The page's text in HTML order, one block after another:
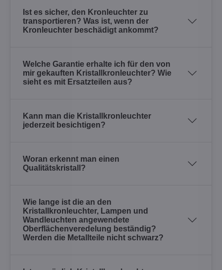
Ist es sicher, den Kronleuchter zu
transportieren? Was ist, wenn der
Kronleuchter beschädigt ankommt?
Welche Garantie erhalte ich für den von
mir gekauften Kristallkronleuchter? Wie
sieht es mit Ersatzteilen aus?
Kann man die Kristallkronleuchter
jederzeit besichtigen?
Woran erkennt man einen
Qualitätskristall?
Wie lange ist die an den
Kristallkronleuchter, Lampen und
Wandleuchten angewendete
Oberflächenveredelung beständig?
Werden die Metallteile nicht schwarz?